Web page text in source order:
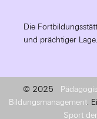
Die
und prächtiger Lage.
© 2025
Bildungsmanagement.
Sport